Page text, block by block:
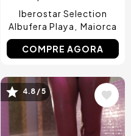
Iberostar Selection
Albufera Playa
Maiorca
COMPRE AGORA
Imagem
4.8 / 5